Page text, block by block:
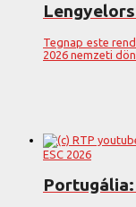
Tegnap este
2026 nemzeti
ESC 2026
Portugália: